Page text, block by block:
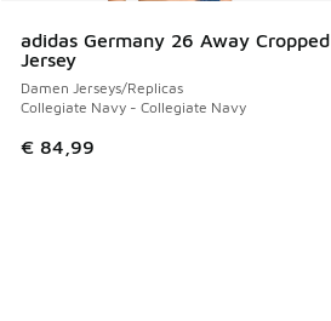
adidas Germany 26 Away Cropped
Jersey
Damen Jerseys/Replicas
Collegiate Navy - Collegiate Navy
€ 84,99